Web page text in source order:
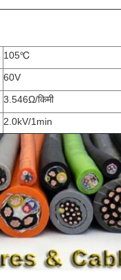
105℃
60V
3.546Ω/किमी
2.0kV/1min